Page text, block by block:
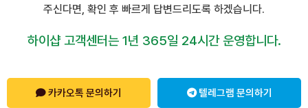
주신다면, 확인 후 빠르게 답변드리도록 하겠습니다.
하이샵 고객센터는 1년 365일 24시간 운영합니다.
카카오톡 문의하기 텔레그램 문의하기